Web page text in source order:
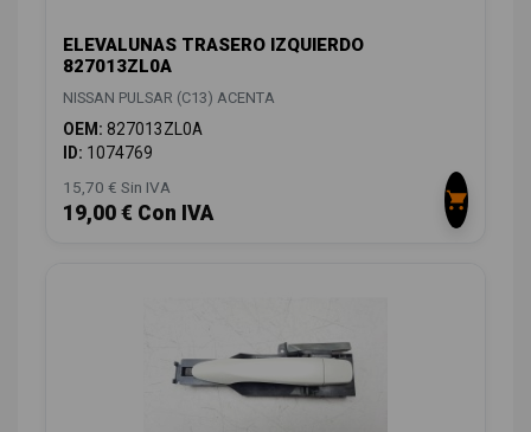
ELEVALUNAS TRASERO IZQUIERDO
827013ZL0A
NISSAN PULSAR (C13) ACENTA
OEM: 827013ZL0A
ID: 1074769
15,70 € Sin IVA
19,00 € Con IVA